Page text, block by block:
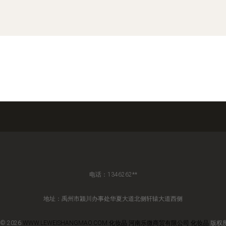
电话：1346262**
地址：禹州市颍川办事处华夏大道北侧轩辕大道西侧
© 2026 WWW.LEWEISHANGMAO.COM 化妆品 河南乐微商贸有限公司 化妆品 版权